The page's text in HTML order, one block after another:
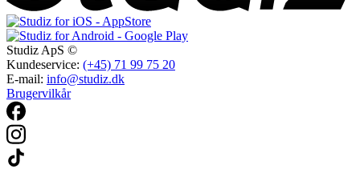
Studiz ApS ©
Kundeservice: (+45) 71 99 75 20
E-mail: info@studiz.dk
Brugervilkår